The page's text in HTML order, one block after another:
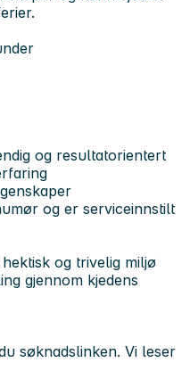
og resultatorientert
og er serviceinnstilt
og trivelig miljø
gjennom kjedens
søknadslinken. Vi leser